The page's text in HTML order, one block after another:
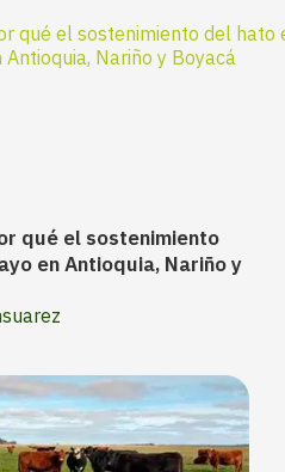
qué el sostenimiento
en Antioquia, Nariño y